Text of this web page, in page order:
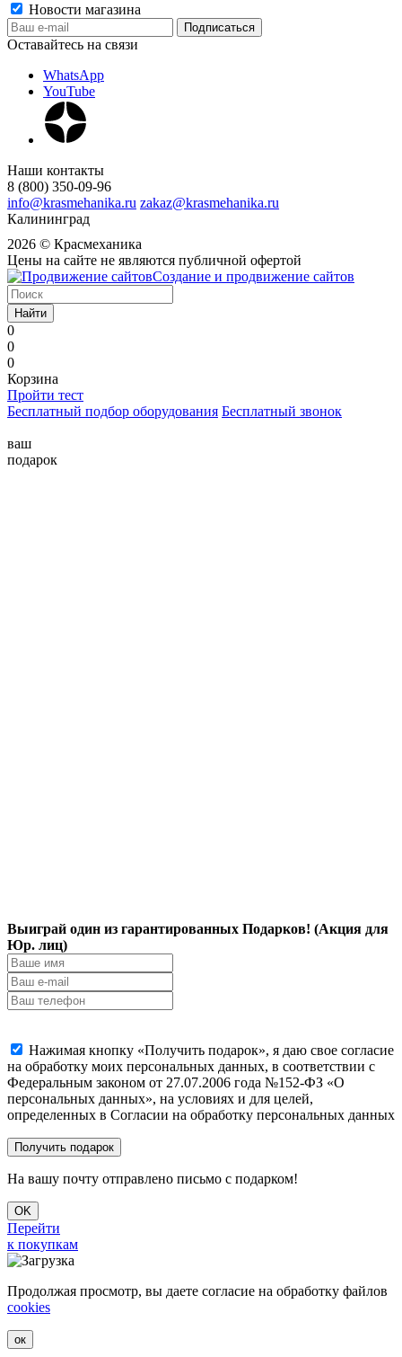
Новости магазина
Оставайтесь на связи
WhatsApp
YouTube
Наши контакты
8 (800) 350-09-96
info@krasmehanika.ru zakaz@krasmehanika.ru
Калининград
2026 © Красмеханика
Цены на сайте не являются публичной офертой
Создание и продвижение сайтов
Найти
0
0
0
Корзина
Пройти тест
Бесплатный подбор оборудования Бесплатный звонок
ваш
подарок
Выиграй один из гарантированных Подарков! (Акция для
Юр. лиц)
Нажимая кнопку «Получить подарок», я даю свое согласие
на обработку моих персональных данных, в соответствии с
Федеральным законом от 27.07.2006 года №152-ФЗ «О
персональных данных», на условиях и для целей,
определенных в Согласии на обработку персональных данных
На вашу почту отправлено письмо с подарком!
OK
Перейти
к покупкам
Продолжая просмотр, вы даете согласие на обработку файлов
cookies
ок